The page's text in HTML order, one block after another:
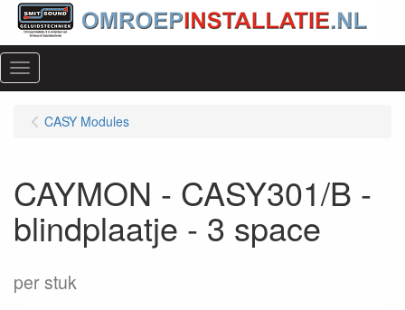
Menu
CASY Modules
CAYMON - CASY301/B -
blindplaatje - 3 space
per stuk